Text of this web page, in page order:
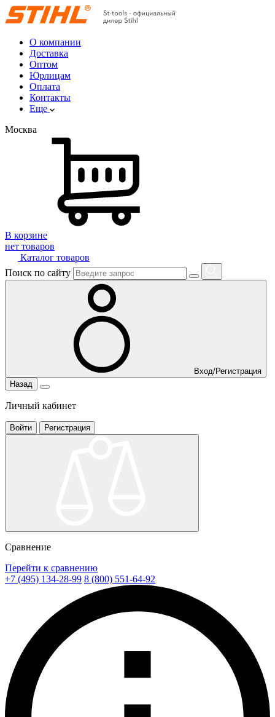
О компании
Доставка
Оптом
Юрлицам
Оплата
Контакты
Еще
Москва
В корзине
нет товаров
Каталог товаров
Поиск по сайту
Вход/Регистрация
Назад
Личный кабинет
Войти Регистрация
Сравнение
Перейти к сравнению
+7 (495) 134-28-99 8 (800) 551-64-92